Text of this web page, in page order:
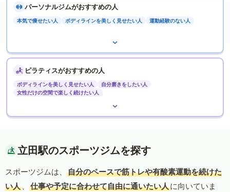
パーソナルジムがおすすめの人
本気で痩せたい人 ボディラインを美しく見せたい人 運動経験のない人
ピラティスがおすすめの人
ボディラインを美しく見せたい人
自分磨きをしたい人
女性だけの空間で楽しく続けたい人
立田駅のスポーツジムを探す
スポーツジムは、
自分のペースで筋トレや有酸素運動を続けた
い人 、 仕事や予定に合わせて自由に通いたい人に向いていま